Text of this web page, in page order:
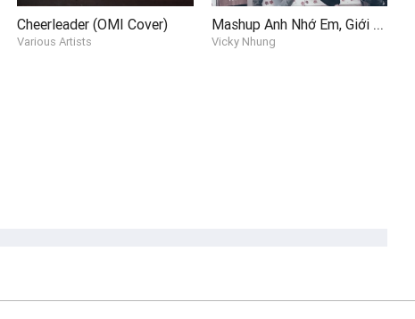
Cheerleader (OMI Cover)
Various Artists
Mashup Anh Nhớ Em, Giới Hạn Nào Cho Chúng Ta, Chuyện Như Chưa Bắt Đầu, Mắt Buồn (Vicky Nhung Cover)
Vicky Nhung